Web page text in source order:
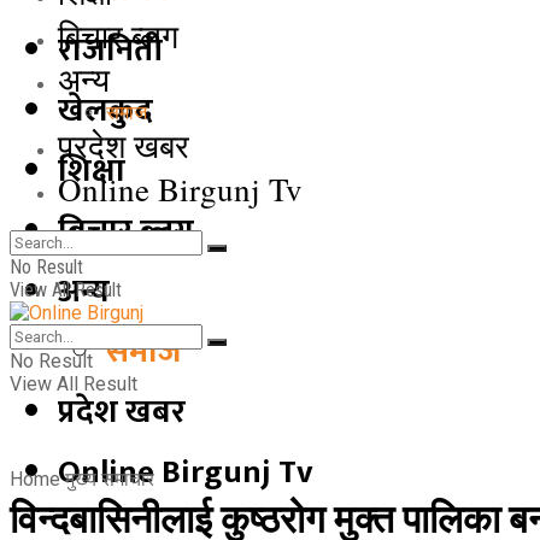
राजनिती
खेलकुद
शिक्षा
बिचार ब्लग
अन्य
समाज
प्रदेश खबर
Online Birgunj Tv
बिचार ब्लग
अन्य
समाज
प्रदेश खबर
Online Birgunj Tv
No Result
View All Result
No Result
View All Result
Home मुख्य समाचार
विन्दबासिनीलाई कुष्ठरोग मुक्त